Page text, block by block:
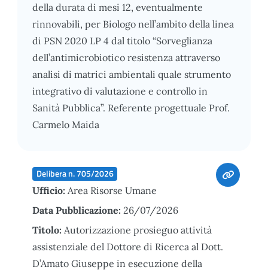
della durata di mesi 12, eventualmente
rinnovabili, per Biologo nell’ambito della linea
di PSN 2020 LP 4 dal titolo “Sorveglianza
dell’antimicrobiotico resistenza attraverso
analisi di matrici ambientali quale strumento
integrativo di valutazione e controllo in
Sanità Pubblica”. Referente progettuale Prof.
Carmelo Maida
Delibera n. 705/2026
Ufficio: Area Risorse Umane
Data Pubblicazione: 26/07/2026
Titolo: Autorizzazione prosieguo attività
assistenziale del Dottore di Ricerca al Dott.
D’Amato Giuseppe in esecuzione della